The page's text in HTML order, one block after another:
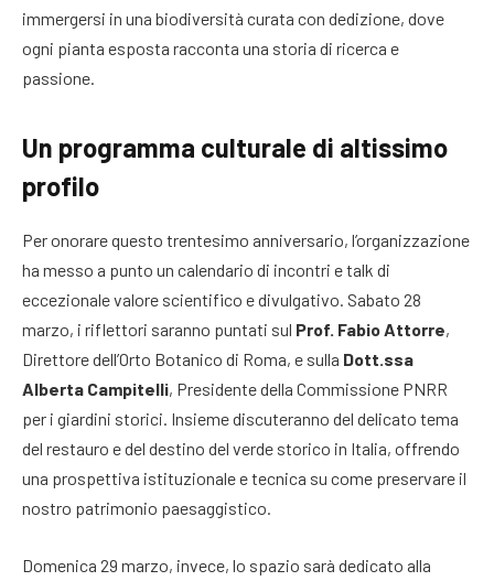
immergersi in una biodiversità curata con dedizione, dove
ogni pianta esposta racconta una storia di ricerca e
passione.
Un programma culturale di altissimo
profilo
Per onorare questo trentesimo anniversario, l’organizzazione
ha messo a punto un calendario di incontri e talk di
eccezionale valore scientifico e divulgativo. Sabato 28
marzo, i riflettori saranno puntati sul Prof. Fabio Attorre,
Direttore dell’Orto Botanico di Roma, e sulla Dott.ssa
Alberta Campitelli, Presidente della Commissione PNRR
per i giardini storici. Insieme discuteranno del delicato tema
del restauro e del destino del verde storico in Italia, offrendo
una prospettiva istituzionale e tecnica su come preservare il
nostro patrimonio paesaggistico.
Domenica 29 marzo, invece, lo spazio sarà dedicato alla